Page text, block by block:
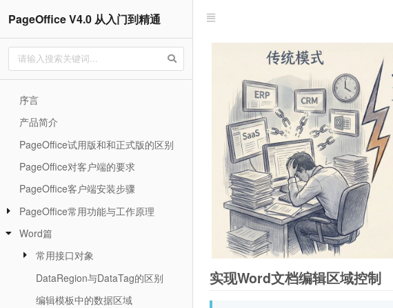
PageOffice V4.0 从入门到精通
序言
产品简介
PageOffice试用版和和正式版的区别
PageOffice对客户端的要求
PageOffice客户端安装步骤
PageOffice常用功能与工作原理
Word篇
常用接口对象
DataRegion与DataTag的区别
编辑模板中的数据区域
实现Word文档编辑区域控制